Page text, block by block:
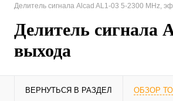
Делитель сигнала Alcad AL1-03 5-2300 MHz,
Делитель сигнала
выхода
ВЕРНУТЬСЯ В РАЗДЕЛ ОБЗОР